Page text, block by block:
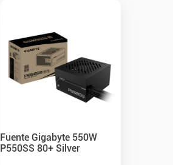
Fuente Gigabyte 550W
P550SS 80+ Silver